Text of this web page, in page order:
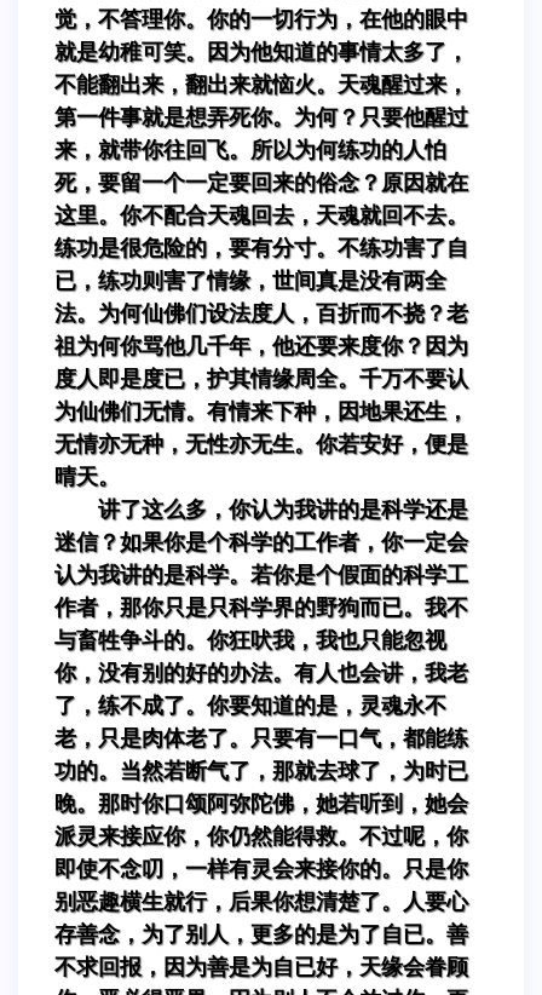
觉，不答理你。你的一切行为，在他的眼中
就是幼稚可笑。因为他知道的事情太多了，
不能翻出来，翻出来就恼火。天魂醒过来，
第一件事就是想弄死你。为何？只要他醒过
来，就带你往回飞。所以为何练功的人怕
死，要留一个一定要回来的俗念？原因就在
这里。你不配合天魂回去，天魂就回不去。
练功是很危险的，要有分寸。不练功害了自
已，练功则害了情缘，世间真是没有两全
法。为何仙佛们设法度人，百折而不挠？老
祖为何你骂他几千年，他还要来度你？因为
度人即是度已，护其情缘周全。千万不要认
为仙佛们无情。有情来下种，因地果还生，
无情亦无种，无性亦无生。你若安好，便是
晴天。
讲了这么多，你认为我讲的是科学还是
迷信？如果你是个科学的工作者，你一定会
认为我讲的是科学。若你是个假面的科学工
作者，那你只是只科学界的野狗而已。我不
与畜牲争斗的。你狂吠我，我也只能忽视
你，没有别的好的办法。有人也会讲，我老
了，练不成了。你要知道的是，灵魂永不
老，只是肉体老了。只要有一口气，都能练
功的。当然若断气了，那就去球了，为时已
晚。那时你口颂阿弥陀佛，她若听到，她会
派灵来接应你，你仍然能得救。不过呢，你
即使不念叨，一样有灵会来接你的。只是你
别恶趣横生就行，后果你想清楚了。人要心
存善念，为了别人，更多的是为了自已。善
不求回报，因为善是为自已好，天缘会眷顾